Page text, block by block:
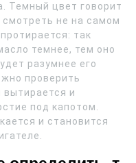
Темный цвет говорит
не на самом
так
темнее, тем оно
разумнее его
проверить
и
под капотом.
и становится